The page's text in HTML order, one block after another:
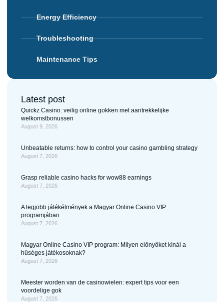
Energy Efficiency
Troubleshooting
Maintenance Tips
Latest post
Quickz Casino: veilig online gokken met aantrekkelijke
welkomstbonussen
August 9, 2026
Unbeatable returns: how to control your casino gambling strategy
August 7, 2026
Grasp reliable casino hacks for wow88 earnings
August 7, 2026
A legjobb játékélmények a Magyar Online Casino VIP
programjában
August 7, 2026
Magyar Online Casino VIP program: Milyen előnyöket kínál a
hűséges játékosoknak?
August 7, 2026
Meester worden van de casinowielen: expert tips voor een
voordelige gok
August 7, 2026